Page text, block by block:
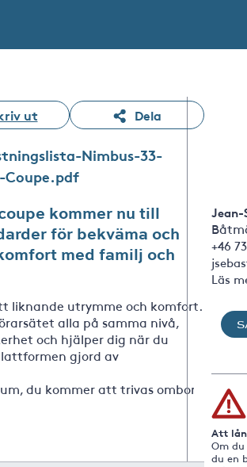
ut Dela
Nimbus-33-
Coupe.pdf
kommer nu till
för bekväma och
med familj och
liknande utrymme och komfort.
alla på samma nivå,
och hjälper dig när du
gjord av
du kommer att trivas ombord
Jean-
+46
Läs
Att
Om
du en